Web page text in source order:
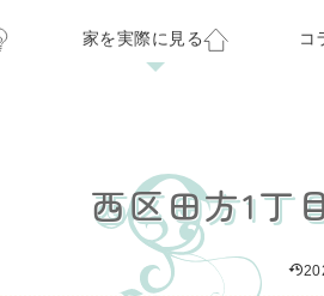
・リノベーション
家を実際に見る
07/29
コ
西区田方1丁